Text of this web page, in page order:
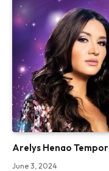
Arelys Henao
June 3, 2024